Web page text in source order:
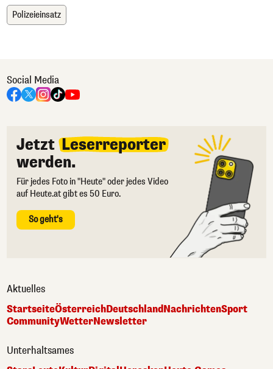
Polizeieinsatz
Social Media
Jetzt Leserreporter
werden.
Für jedes Foto in "Heute" oder jedes Video
auf Heute.at gibt es 50 Euro.
So geht's
Aktuelles
StartseiteÖsterreichDeutschlandNachrichtenSport
CommunityWetterNewsletter
Unterhaltsames